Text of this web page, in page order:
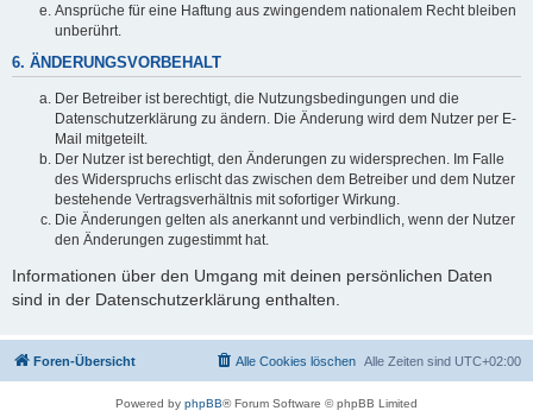
Ansprüche für eine Haftung aus zwingendem nationalem Recht bleiben
unberührt.
6. ÄNDERUNGSVORBEHALT
Der Betreiber ist berechtigt, die Nutzungsbedingungen und die
Datenschutzerklärung zu ändern. Die Änderung wird dem Nutzer per E-
Mail mitgeteilt.
Der Nutzer ist berechtigt, den Änderungen zu widersprechen. Im Falle
des Widerspruchs erlischt das zwischen dem Betreiber und dem Nutzer
bestehende Vertragsverhältnis mit sofortiger Wirkung.
Die Änderungen gelten als anerkannt und verbindlich, wenn der Nutzer
den Änderungen zugestimmt hat.
Informationen über den Umgang mit deinen persönlichen Daten
sind in der Datenschutzerklärung enthalten.
Foren-Übersicht Alle Zeiten sind UTC+02:00
Alle Cookies löschen
Powered by phpBB® Forum Software © phpBB Limited